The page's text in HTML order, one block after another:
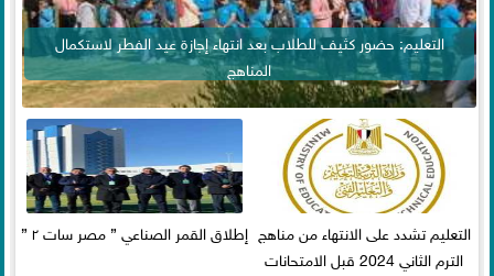
التعليم: حضور كثيف للطلاب بعد انتهاء إجازة عيد الفطر لاستكمال
المناهج
التعليم تشدد على الانتهاء من مناهج
الترم الثاني 2024 قبل الامتحانات
إطلاق القمر الصناعي ” مصر سات ٢ ”